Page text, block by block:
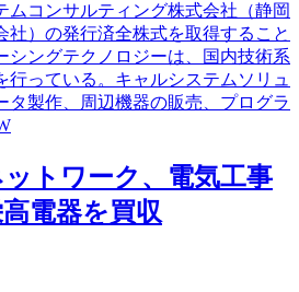
ムコンサルティング株式会社（静岡
社）の発行済全株式を取得すること
シングテクノロジーは、国内技術系
行っている。キャルシステムソリュ
タ製作、周辺機器の販売、プログラ
トワーク、電気工事
電器を買収